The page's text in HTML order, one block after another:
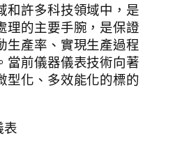
和許多科技領域中，是
理的主要手腕，是保證
生產率、實現生產過程
當前儀器儀表技術向著
型化、多效能化的標的
表